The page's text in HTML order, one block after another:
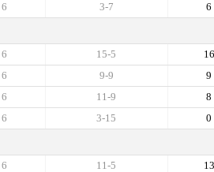
6
3-7
6
16
15-5
6
9
9-9
6
8
11-9
6
0
3-15
6
13
11-5
6